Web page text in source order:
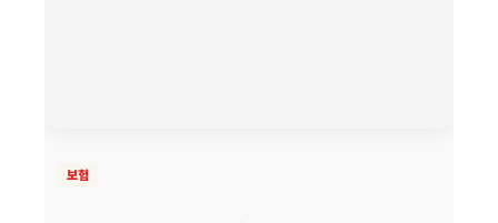
보험